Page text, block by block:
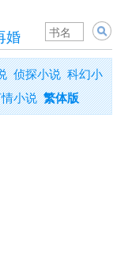
婚
侦探小说 科幻小
小说 繁体版